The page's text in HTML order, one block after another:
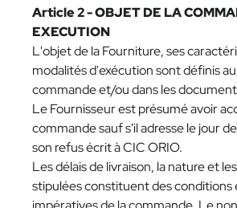
Article 2 - OBJET DE LA
EXECUTION
L'objet de la Fourniture, ses
modalités d'exécution sont définis
commande et/ou dans les
Le Fournisseur est présumé avoir
commande sauf s'il adresse le jour
son refus écrit à CIC ORIO.
Les délais de livraison, la nature et
stipulées constituent des conditions